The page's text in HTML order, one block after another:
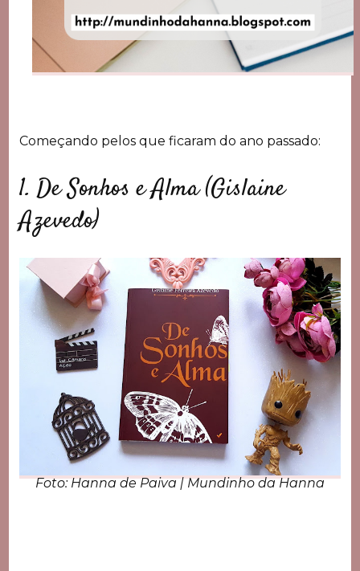
Começando pelos que ficaram do ano passado:
1. De Sonhos e Alma (Gislaine
Azevedo)
Foto: Hanna de Paiva | Mundinho da Hanna